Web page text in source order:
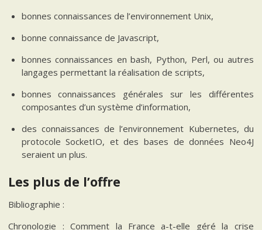
bonnes connaissances de l’environnement Unix,
bonne connaissance de Javascript,
bonnes connaissances en bash, Python, Perl, ou autres
langages permettant la réalisation de scripts,
bonnes connaissances générales sur les différentes
composantes d’un système d’information,
des connaissances de l’environnement Kubernetes, du
protocole SocketIO, et des bases de données Neo4J
seraient un plus.
Les plus de l’offre
Bibliographie :
Chronologie : Comment la France a-t-elle géré la crise